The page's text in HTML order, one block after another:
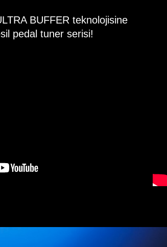
BUFFER teknolojisine
pedal tuner serisi!